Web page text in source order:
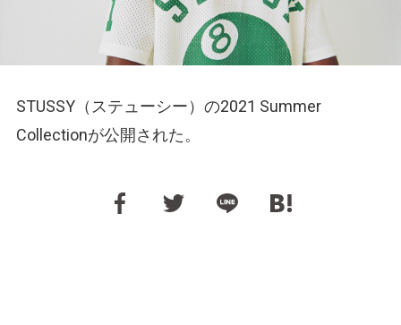
STUSSY（ステューシー）の2021 Summer
Collectionが公開された。